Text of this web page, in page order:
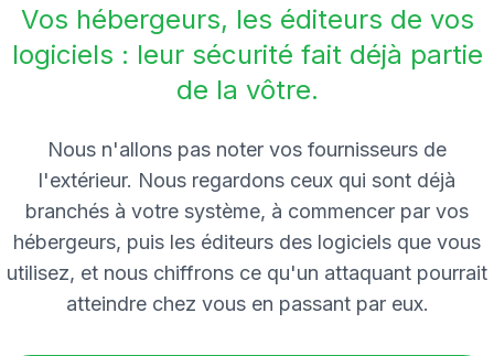
Vos hébergeurs, les éditeurs de vos
logiciels : leur sécurité fait déjà partie
de la vôtre.
Nous n'allons pas noter vos fournisseurs de
l'extérieur. Nous regardons ceux qui sont déjà
branchés à votre système, à commencer par vos
hébergeurs, puis les éditeurs des logiciels que vous
utilisez, et nous chiffrons ce qu'un attaquant pourrait
atteindre chez vous en passant par eux.